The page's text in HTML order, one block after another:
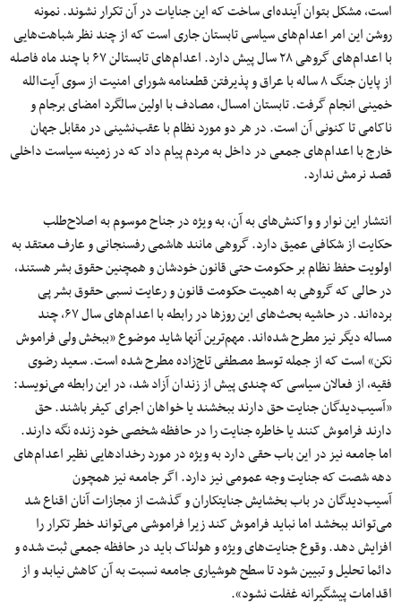
است، مشکل بتوان آینده‌ای ساخت که این جنایات در آن تکرار نشوند. نمونه
روشن این امر اعدام‌های سیاسی تابستان جاری است که از چند نظر شباهت‌هایی
با اعدام‌های گروهی ۲۸ سال پیش دارد. اعدام‌های تابستالن ۶۷ با چند ماه فاصله
از پایان جنگ ۸ ساله با عراق و پذیرفتن قطعنامه شورای امنیت از سوی آیت‌الله
خمینی انجام گرفت. تابستان امسال، مصادف با اولین سالگرد امضای برجام و
ناکامی تا کنونی آن است. در هر دو مورد نظام با عقب‌نشینی در مقابل جهان
خارج با اعدام‌های جمعی در داخل به مردم پیام داد که در زمینه سیاست داخلی
قصد نرمش ندارد.
انتشار این نوار و واکنش‌های به آن، به ویژه در جناح موسوم به اصلاح‌طلب
حکایت از شکافی عمیق دارد. گروهی مانند هاشمی رفسنجانی و عارف معتقد به
اولویت حفظ نظام بر حکومت حتی قانون خودشان و همچنین حقوق بشر هستند،
در حالی که گروهی به اهمیت حکومت قانون و رعایت نسبی حقوق بشر پی
برده‌اند. در حاشیه بحث‌های این روزها در رابطه با اعدام‌های سال ۶۷، چند
مساله دیگر نیز مطرح شده‌اند. مهم‌ترین آنها شاید موضوع «ببخش ولی فراموش
نکن» است که از جمله توسط مصطفی تاج‌زاده مطرح شده است. سعید رضوی
فقیه، از فعالان سیاسی که چندی پیش از زندان آزاد شد، در این رابطه می‌نویسد:
«آسیب‌دیدگان جنایت حق دارند ببخشند یا خواهان اجرای کیفر باشند. حق
دارند فراموش کنند یا خاطره جنایت را در حافظه شخصی خود زنده نگه دارند.
اما جامعه نیز در این باب حقی دارد به ویژه در مورد رخدادهایی نظیر اعدام‌های
دهه شصت که جنایت وجه عمومی نیز دارد. اگر جامعه نیز همچون
آسیب‌دیدگان در باب بخشایش جنایتکاران و گذشت از مجازات آنان اقناع شد
می‌تواند ببخشد اما نباید فراموش کند زیرا فراموشی می‌تواند خطر تکرار را
افزایش دهد. وقوع جنایت‌های ویژه و هولناک باید در حافظه جمعی ثبت شده و
دائما تحلیل و تبیین شود تا سطح هوشیاری جامعه نسبت به آن کاهش نیابد و از
اقدامات پیشگیرانه غفلت نشود».